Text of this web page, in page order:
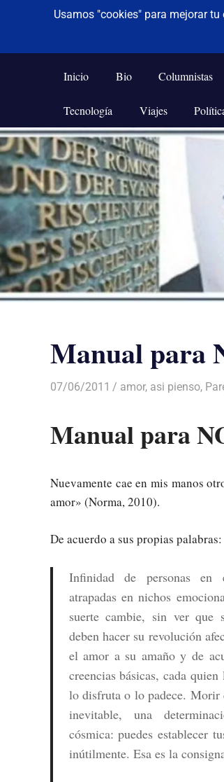
Saltar
al
contenido
De todo un poco
Frases,
Humor,
Tecnología
y
Viajes
Inicio Bio Columnistas
Tecnología Viajes
Manual para
07/06/2011 Luis Castellanos
amor, asi pienso,
Manual para
Nuevamente cae en mis manos
amor» (Norma, 2010).
De acuerdo a sus propias palabras:
Infinidad de personas en
atrapadas en nichos
suerte cambie, sin ver que
deben hacer su revolución
el amor a su amaño y de
creencias básicas, cada
lo disfruta o lo padece. Morir
inevitable, una
cósmica: puedes establecer
inútilmente. Esa es la